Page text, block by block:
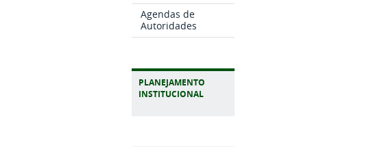
Agendas de
Autoridades
PLANEJAMENTO
INSTITUCIONAL